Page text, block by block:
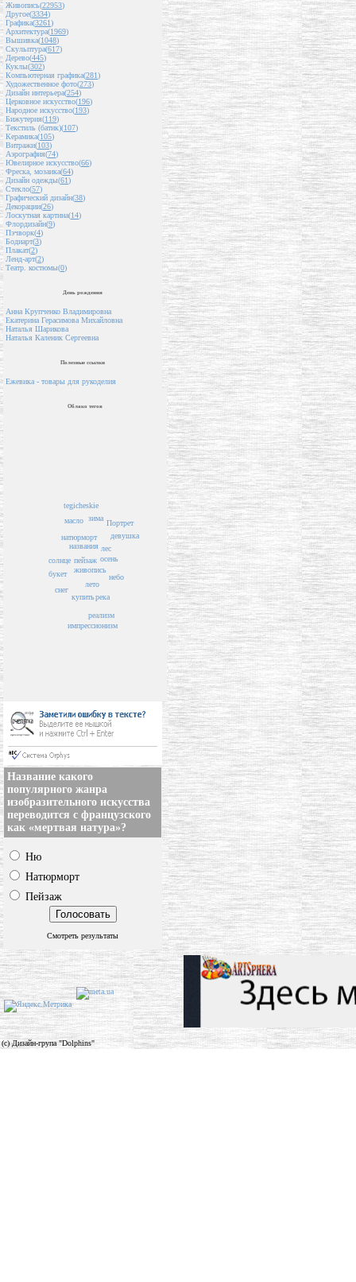
Живопись(22953)
Другое(3334)
Графика(3261)
Архитектура(1969)
Вышивка(1048)
Скульптура(617)
Дерево(445)
Куклы(302)
Компьютерная графика(281)
Художественное фото(273)
Дизайн интерьера(254)
Церковное искусство(196)
Народное искусство(193)
Бижутерия(119)
Текстиль (батик)(107)
Керамика(105)
Витражи(103)
Аэрография(74)
Ювелирное искусство(66)
Фреска, мозаика(64)
Дизайн одежды(61)
Стекло(57)
Графический дизайн(38)
Декорации(26)
Лоскутная картина(14)
Флордизайн(9)
Пэчворк(4)
Бодиарт(3)
Плакат(2)
Ленд-арт(2)
Театр. костюмы(0)
День рождения
Анна Крупченко Владимировна
Екатерина Герасимова Михайловна
Наталья Шарикова
Наталья Каленик Сергеевна
Полезные ссылки
Ежевика - товары для рукоделия
Облако тегов
пейзаж
названия
живопись
лето
натюрморт
купить
солнце
лес
зима
осень
букет
масло
река
снег
tegicheskie
реализм
небо
импрессионизм
Портрет
девушка
Название какого
популярного жанра
изобразительного искусства
переводится с французского
как «мертвая натура»?
Ню
Натюрморт
Пейзаж
Смотреть результаты
(c) Дизайн-група "Dolphins"